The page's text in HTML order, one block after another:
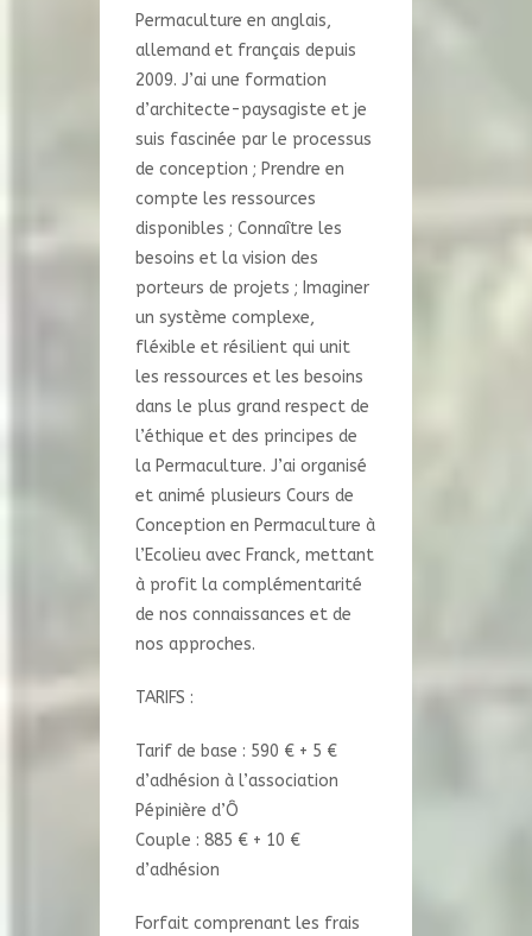
Permaculture en anglais,
allemand et français depuis
2009. J’ai une formation
d’architecte-paysagiste et je
suis fascinée par le processus
de conception ; Prendre en
compte les ressources
disponibles ; Connaître les
besoins et la vision des
porteurs de projets ; Imaginer
un système complexe,
fléxible et résilient qui unit
les ressources et les besoins
dans le plus grand respect de
l’éthique et des principes de
la Permaculture. J’ai organisé
et animé plusieurs Cours de
Conception en Permaculture à
l’Ecolieu avec Franck, mettant
à profit la complémentarité
de nos connaissances et de
nos approches.
TARIFS :
Tarif de base : 590 € + 5 €
d’adhésion à l’association
Pépinière d’Ô
Couple : 885 € + 10 €
d’adhésion
Forfait comprenant les frais